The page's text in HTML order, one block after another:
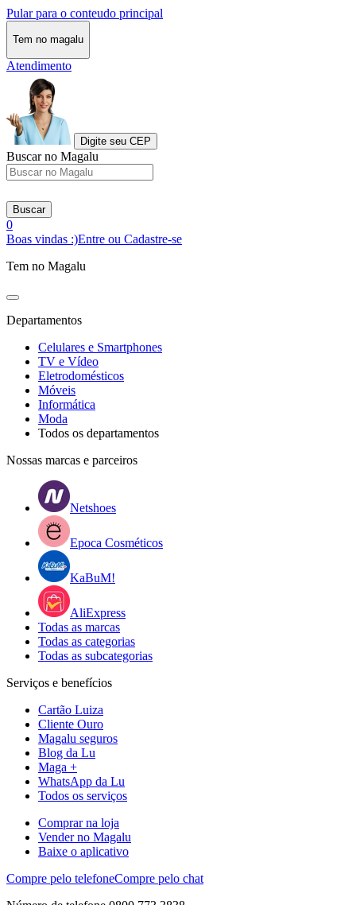
Pular para o conteudo principal
Tem no magalu
Atendimento
Digite seu CEP
Buscar no Magalu
Buscar
0
Boas vindas :)Entre ou Cadastre-se
Tem no Magalu
Departamentos
Celulares e Smartphones
TV e Vídeo
Eletrodomésticos
Móveis
Informática
Moda
Todos os departamentos
Nossas marcas e parceiros
Netshoes
Epoca Cosméticos
KaBuM!
AliExpress
Todas as marcas
Todas as categorias
Todas as subcategorias
Serviços e benefícios
Cartão Luiza
Cliente Ouro
Magalu seguros
Blog da Lu
Maga +
WhatsApp da Lu
Todos os serviços
Comprar na loja
Vender no Magalu
Baixe o aplicativo
Compre pelo telefoneCompre pelo chat